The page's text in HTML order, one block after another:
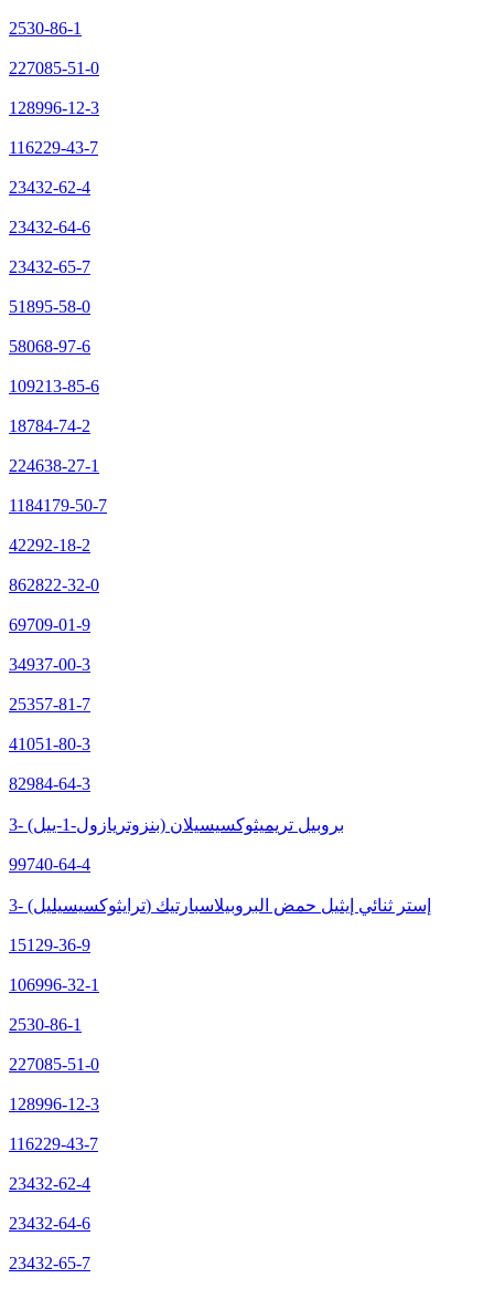
2530-86-1
227085-51-0
128996-12-3
116229-43-7
23432-62-4
23432-64-6
23432-65-7
51895-58-0
58068-97-6
109213-85-6
18784-74-2
224638-27-1
1184179-50-7
42292-18-2
862822-32-0
69709-01-9
34937-00-3
25357-81-7
41051-80-3
82984-64-3
3- (بنزوتريازول-1-ييل) بروبيل تريميثوكسيسيلان
99740-64-4
3- (ترايثوكسيسيليل) إستر ثنائي إيثيل حمض البروبيلاسبارتيك
15129-36-9
106996-32-1
2530-86-1
227085-51-0
128996-12-3
116229-43-7
23432-62-4
23432-64-6
23432-65-7